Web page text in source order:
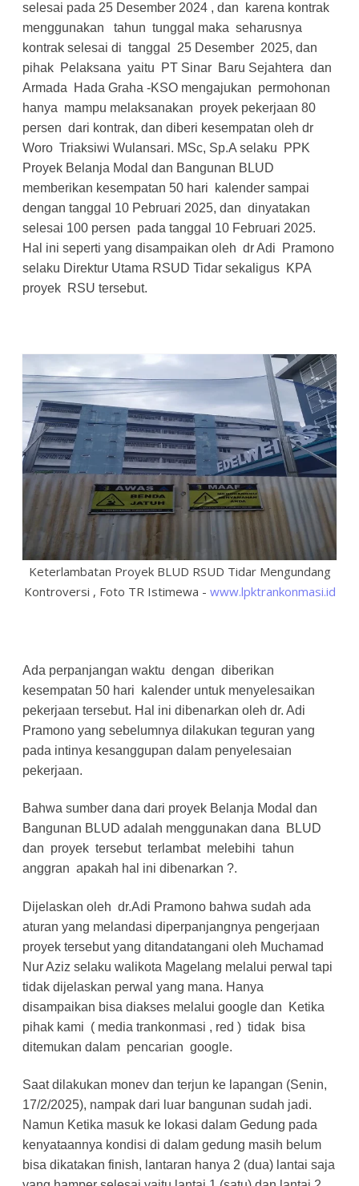
selesai pada 25 Desember 2024 , dan karena kontrak
menggunakan tahun tunggal maka seharusnya
kontrak selesai di tanggal 25 Desember 2025, dan
pihak Pelaksana yaitu PT Sinar Baru Sejahtera dan
Armada Hada Graha -KSO mengajukan permohonan
hanya mampu melaksanakan proyek pekerjaan 80
persen dari kontrak, dan diberi kesempatan oleh dr
Woro Triaksiwi Wulansari. MSc, Sp.A selaku PPK
Proyek Belanja Modal dan Bangunan BLUD
memberikan kesempatan 50 hari kalender sampai
dengan tanggal 10 Pebruari 2025, dan dinyatakan
selesai 100 persen pada tanggal 10 Februari 2025.
Hal ini seperti yang disampaikan oleh dr Adi Pramono
selaku Direktur Utama RSUD Tidar sekaligus KPA
proyek RSU tersebut.
Keterlambatan Proyek BLUD RSUD Tidar Mengundang
Kontroversi , Foto TR Istimewa - www.lpktrankonmasi.id
Ada perpanjangan waktu dengan diberikan
kesempatan 50 hari kalender untuk menyelesaikan
pekerjaan tersebut. Hal ini dibenarkan oleh dr. Adi
Pramono yang sebelumnya dilakukan teguran yang
pada intinya kesanggupan dalam penyelesaian
pekerjaan.
Bahwa sumber dana dari proyek Belanja Modal dan
Bangunan BLUD adalah menggunakan dana BLUD
dan proyek tersebut terlambat melebihi tahun
anggran apakah hal ini dibenarkan ?.
Dijelaskan oleh dr.Adi Pramono bahwa sudah ada
aturan yang melandasi diperpanjangnya pengerjaan
proyek tersebut yang ditandatangani oleh Muchamad
Nur Aziz selaku walikota Magelang melalui perwal tapi
tidak dijelaskan perwal yang mana. Hanya
disampaikan bisa diakses melalui google dan Ketika
pihak kami ( media trankonmasi , red ) tidak bisa
ditemukan dalam pencarian google.
Saat dilakukan monev dan terjun ke lapangan (Senin,
17/2/2025), nampak dari luar bangunan sudah jadi.
Namun Ketika masuk ke lokasi dalam Gedung pada
kenyataannya kondisi di dalam gedung masih belum
bisa dikatakan finish, lantaran hanya 2 (dua) lantai saja